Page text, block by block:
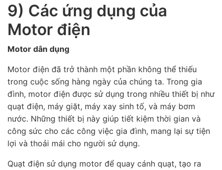
9) Các ứng dụng của
Motor điện
Motor dân dụng
Motor điện đã trở thành một phần không thể thiếu
trong cuộc sống hàng ngày của chúng ta. Trong gia
đình, motor điện được sử dụng trong nhiều thiết bị như
quạt điện, máy giặt, máy xay sinh tố, và máy bơm
nước. Những thiết bị này giúp tiết kiệm thời gian và
công sức cho các công việc gia đình, mang lại sự tiện
lợi và thoải mái cho người sử dụng.
Quạt điện sử dụng motor để quay cánh quạt, tạo ra